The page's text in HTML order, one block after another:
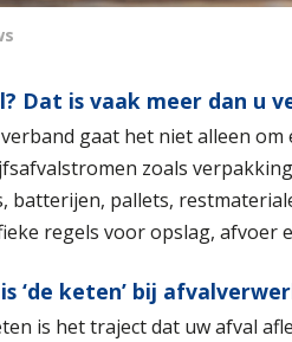
Dat is vaak meer dan u
gaat het niet alleen
zoals
batterijen, pallets,
regels voor opslag, afvoer
‘de keten’ bij
is het traject dat uw afval